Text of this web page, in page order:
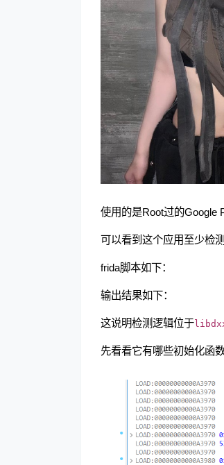
使用的是Root过的Google
可以看到这个应用至少检
frida脚本如下：
输出结果如下：
这说明检测逻辑位于
先看看它有哪些初始化函